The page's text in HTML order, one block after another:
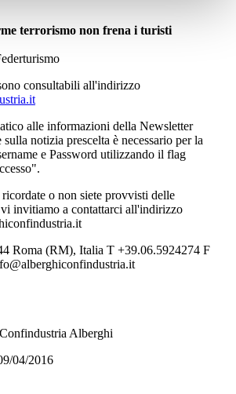
terrorismo non frena i turisti
consultabili all'indirizzo
alle informazioni della Newsletter
notizia prescelta è necessario per la
e Password utilizzando il flag
o non siete provvisti delle
invitiamo a contattarci all'indirizzo
Roma (RM), Italia T +39.06.5924274 F
Alberghi
04/2016